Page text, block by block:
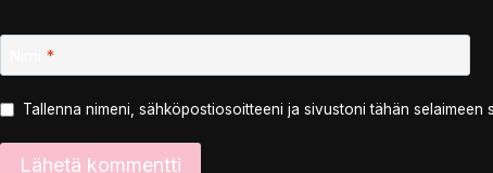
*
Tallenna nimeni, sähköpostiosoitteeni ja sivustoni tähän selaimeen